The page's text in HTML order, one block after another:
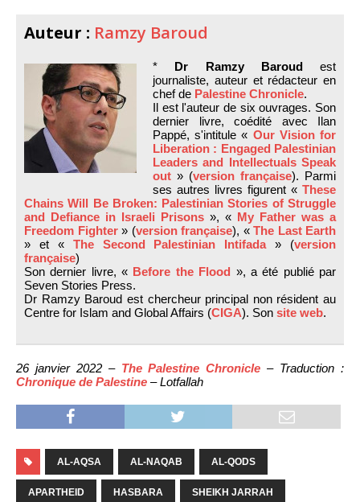
Auteur : Ramzy Baroud
* Dr Ramzy Baroudest
journaliste, auteur et rédacteur en
chef de Palestine Chronicle.
Il est l'auteur de six ouvrages. Son
dernier livre, coédité avec Ilan
Pappé, s'intitule « Our Vision for
Liberation : Engaged Palestinian
Leaders and Intellectuals Speak
out » (version française). Parmi
ses autres livres figurent « These
Chains Will Be Broken: Palestinian Stories of Struggle
and Defiance in Israeli Prisons », « My Father was a
Freedom Fighter» (version française), « The Last Earth
» et « The Second Palestinian Intifada» (version
française)
Son dernier livre, « Before the Flood », a été publié par
Seven Stories Press.
Dr Ramzy Baroud est chercheur principal non résident au
Centre for Islam and Global Affairs (CIGA). Son site web.
26 janvier 2022 – The Palestine Chronicle – Traduction :
Chronique de Palestine – Lotfallah
AL-AQSA AL-NAQAB AL-QODS
APARTHEID HASBARA SHEIKH JARRAH